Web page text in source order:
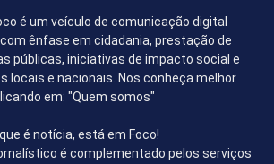
é um veículo de comunicação digital
ênfase em cidadania, prestação de
públicas, iniciativas de impacto social e
locais e nacionais. Nos conheça melhor
em: "Quem somos"
é notícia, está em Foco!
é complementado pelos serviços